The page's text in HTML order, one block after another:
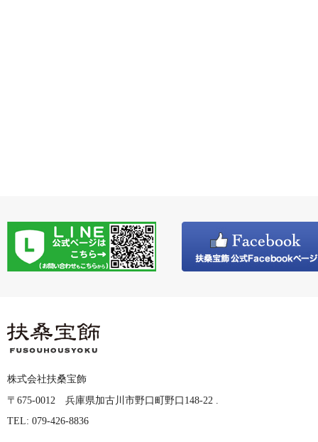
株式会社扶桑宝飾
〒675-0012 兵庫県加古川市野口町野口148-22 .
TEL: 079-426-8836